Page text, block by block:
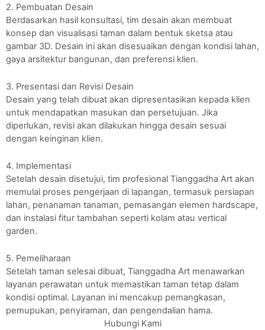
2. Pembuatan Desain
Berdasarkan hasil konsultasi, tim desain akan membuat
konsep dan visualisasi taman dalam bentuk sketsa atau
gambar 3D. Desain ini akan disesuaikan dengan kondisi lahan,
gaya arsitektur bangunan, dan preferensi klien.
3. Presentasi dan Revisi Desain
Desain yang telah dibuat akan dipresentasikan kepada klien
untuk mendapatkan masukan dan persetujuan. Jika
diperlukan, revisi akan dilakukan hingga desain sesuai
dengan keinginan klien.
4. Implementasi
Setelah desain disetujui, tim profesional Tianggadha Art akan
memulai proses pengerjaan di lapangan, termasuk persiapan
lahan, penanaman tanaman, pemasangan elemen hardscape,
dan instalasi fitur tambahan seperti kolam atau vertical
garden.
5. Pemeliharaan
Setelah taman selesai dibuat, Tianggadha Art menawarkan
layanan perawatan untuk memastikan taman tetap dalam
kondisi optimal. Layanan ini mencakup pemangkasan,
pemupukan, penyiraman, dan pengendalian hama.
Hubungi Kami